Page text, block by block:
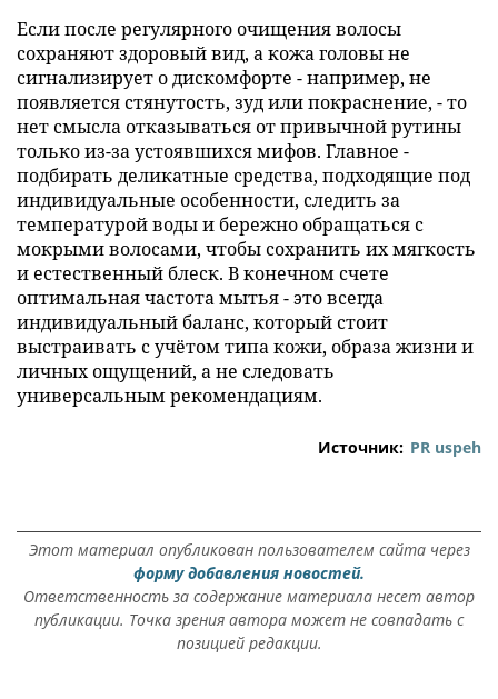
Если после регулярного очищения волосы
сохраняют здоровый вид, а кожа головы не
сигнализирует о дискомфорте - например, не
появляется стянутость, зуд или покраснение, - то
нет смысла отказываться от привычной рутины
только из-за устоявшихся мифов. Главное -
подбирать деликатные средства, подходящие под
индивидуальные особенности, следить за
температурой воды и бережно обращаться с
мокрыми волосами, чтобы сохранить их мягкость
и естественный блеск. В конечном счете
оптимальная частота мытья - это всегда
индивидуальный баланс, который стоит
выстраивать с учётом типа кожи, образа жизни и
личных ощущений, а не следовать
универсальным рекомендациям.
Источник: PR uspeh
Этот материал опубликован пользователем сайта через
форму добавления новостей.
Ответственность за содержание материала несет автор
публикации. Точка зрения автора может не совпадать с
позицией редакции.